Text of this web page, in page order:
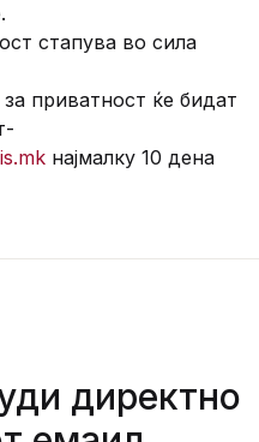
стапува во сила
приватност ќе бидат
најмалку 10 дена
директно